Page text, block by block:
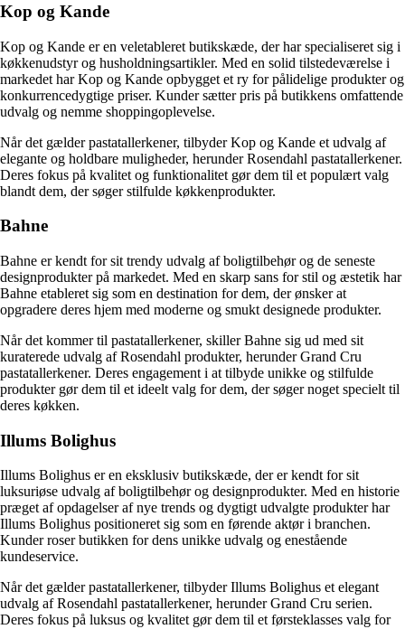
Kop og Kande
Kop og Kande er en veletableret butikskæde, der har specialiseret sig i
køkkenudstyr og husholdningsartikler. Med en solid tilstedeværelse i
markedet har Kop og Kande opbygget et ry for pålidelige produkter og
konkurrencedygtige priser. Kunder sætter pris på butikkens omfattende
udvalg og nemme shoppingoplevelse.
Når det gælder pastatallerkener, tilbyder Kop og Kande et udvalg af
elegante og holdbare muligheder, herunder Rosendahl pastatallerkener.
Deres fokus på kvalitet og funktionalitet gør dem til et populært valg
blandt dem, der søger stilfulde køkkenprodukter.
Bahne
Bahne er kendt for sit trendy udvalg af boligtilbehør og de seneste
designprodukter på markedet. Med en skarp sans for stil og æstetik har
Bahne etableret sig som en destination for dem, der ønsker at
opgradere deres hjem med moderne og smukt designede produkter.
Når det kommer til pastatallerkener, skiller Bahne sig ud med sit
kuraterede udvalg af Rosendahl produkter, herunder Grand Cru
pastatallerkener. Deres engagement i at tilbyde unikke og stilfulde
produkter gør dem til et ideelt valg for dem, der søger noget specielt til
deres køkken.
Illums Bolighus
Illums Bolighus er en eksklusiv butikskæde, der er kendt for sit
luksuriøse udvalg af boligtilbehør og designprodukter. Med en historie
præget af opdagelser af nye trends og dygtigt udvalgte produkter har
Illums Bolighus positioneret sig som en førende aktør i branchen.
Kunder roser butikken for dens unikke udvalg og enestående
kundeservice.
Når det gælder pastatallerkener, tilbyder Illums Bolighus et elegant
udvalg af Rosendahl pastatallerkener, herunder Grand Cru serien.
Deres fokus på luksus og kvalitet gør dem til et førsteklasses valg for